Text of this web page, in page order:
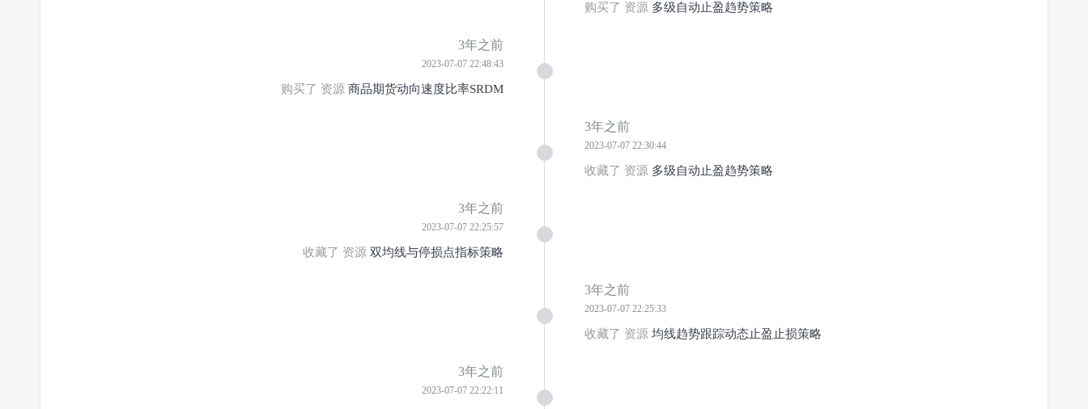
购买了 资源 多级自动止盈趋势策略
3年之前
2023-07-07 22:48:43
购买了 资源 商品期货动向速度比率SRDM
3年之前
2023-07-07 22:30:44
收藏了 资源 多级自动止盈趋势策略
3年之前
2023-07-07 22:25:57
收藏了 资源 双均线与停损点指标策略
3年之前
2023-07-07 22:25:33
收藏了 资源 均线趋势跟踪动态止盈止损策略
3年之前
2023-07-07 22:22:11